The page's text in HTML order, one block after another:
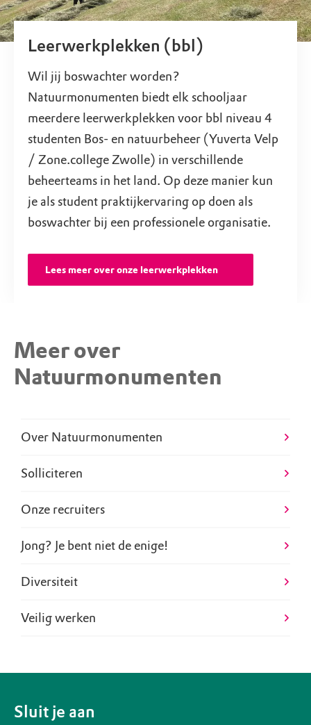
Leerwerkplekken (bbl)
Wil jij boswachter worden?
Natuurmonumenten biedt elk schooljaar
meerdere leerwerkplekken voor bbl niveau 4
studenten Bos- en natuurbeheer (Yuverta Velp
/ Zone.college Zwolle) in verschillende
beheerteams in het land. Op deze manier kun
je als student praktijkervaring op doen als
boswachter bij een professionele organisatie.
Lees meer over onze leerwerkplekken
Meer over
Natuurmonumenten
Over Natuurmonumenten
Solliciteren
Onze recruiters
Jong? Je bent niet de enige!
Diversiteit
Veilig werken
Sluit je aan